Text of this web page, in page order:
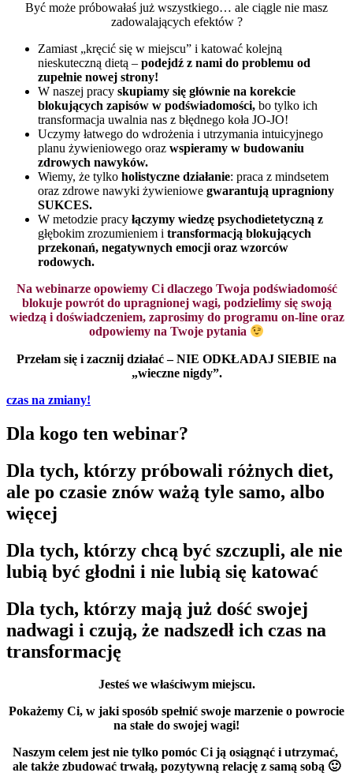
Być może próbowałaś już wszystkiego… ale ciągle nie masz
zadowalających efektów ?
Zamiast „kręcić się w miejscu” i katować kolejną
nieskuteczną dietą – podejdź z nami do problemu od
zupełnie nowej strony!
W naszej pracy skupiamy się głównie na korekcie
blokujących zapisów w podświadomości, bo tylko ich
transformacja uwalnia nas z błędnego koła JO-JO!
Uczymy łatwego do wdrożenia i utrzymania intuicyjnego
planu żywieniowego oraz wspieramy w budowaniu
zdrowych nawyków.
Wiemy, że tylko holistyczne działanie: praca z mindsetem
oraz zdrowe nawyki żywieniowe gwarantują upragniony
SUKCES.
W metodzie pracy łączymy wiedzę psychodietetyczną z
głębokim zrozumieniem i transformacją blokujących
przekonań, negatywnych emocji oraz wzorców
rodowych.
Na webinarze opowiemy Ci dlaczegoTwoja podświadomość
blokuje powrót do upragnionej wagi, podzielimy się swoją
wiedzą i doświadczeniem, zaprosimy do programu on-line oraz
odpowiemy na Twoje pytania
Przełam się i zacznij działać – NIE ODKŁADAJ SIEBIE na
„wieczne nigdy”.
czas na zmiany!
Dla kogo ten webinar?
Dla tych, którzy próbowali różnych diet,
ale po czasie znów ważą tyle samo, albo
więcej
Dla tych, którzy chcą być szczupli, ale nie
lubią być głodni i nie lubią się katować
Dla tych, którzy mają już dość swojej
nadwagi i czują, że nadszedł ich czas na
transformację
Jesteś we właściwym miejscu.
Pokażemy Ci, w jaki sposób spełnić swoje marzenie o powrocie
na stałe do swojej wagi!
Naszym celem jest nie tylko pomóc Ci ją osiągnąć i utrzymać,
ale także zbudować trwałą, pozytywną relację z samą sobą 🙂